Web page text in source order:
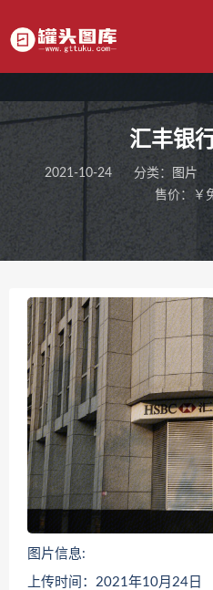
汇丰银
2021-10-24 分类： 图片
售价：￥
图片信息:
上传时间：2021年10月24日